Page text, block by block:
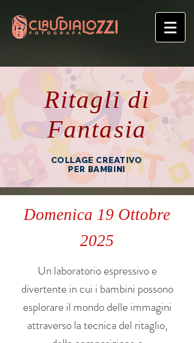
Ritagli di
Fantasia
COLLAGE CREATIVO
PER BAMBINI
Domenica 19 Ottobre
2025
Un laboratorio espressivo e
divertente in cui i bambini possono
esplorare il mondo delle immagini
attraverso la tecnica del ritaglio,